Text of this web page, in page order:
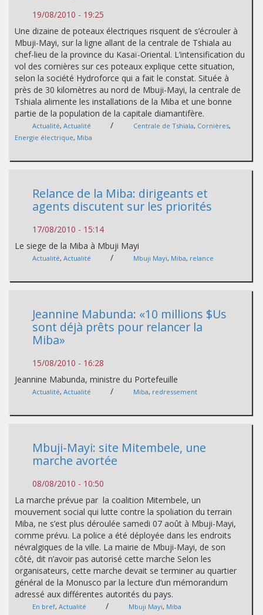
19/08/2010 - 19:25
Une dizaine de poteaux électriques risquent de s’écrouler à
Mbuji-Mayi, sur la ligne allant de la centrale de Tshiala au
chef-lieu de la province du Kasaï-Oriental. L’intensification du
vol des cornières sur ces poteaux explique cette situation,
selon la société Hydroforce qui a fait le constat. Située à
près de 30 kilomètres au nord de Mbuji-Mayi, la centrale de
Tshiala alimente les installations de la Miba et une bonne
partie de la population de la capitale diamantifère.
Actualité, Actualité / Centrale de Tshiala, Cornières,
Energie électrique, Miba
Relance de la Miba: dirigeants et
agents discutent sur les priorités
17/08/2010 - 15:14
Le siege de la Miba à Mbuji Mayi
Actualité, Actualité / Mbuji Mayi, Miba, relance
Jeannine Mabunda: «10 millions $Us
sont déjà prêts pour relancer la
Miba»
15/08/2010 - 16:28
Jeannine Mabunda, ministre du Portefeuille
Actualité, Actualité / Miba, redressement
Mbuji-Mayi: site Mitembele, une
marche avortée
08/08/2010 - 10:50
La marche prévue par la coalition Mitembele, un
mouvement social qui lutte contre la spoliation du terrain
Miba, ne s’est plus déroulée samedi 07 août à Mbuji-Mayi,
comme prévu. La police a été déployée dans les endroits
névralgiques de la ville. La mairie de Mbuji-Mayi, de son
côté, dit n’avoir pas autorisé cette marche Selon les
organisateurs, cette marche devait se terminer au quartier
général de la Monusco par la lecture d’un mémorandum
adressé aux différentes autorités du pays.
En bref, Actualité / Mbuji Mayi, Miba